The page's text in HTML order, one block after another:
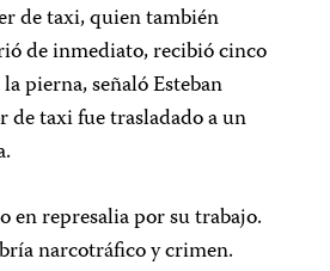
de taxi, quien también
de inmediato, recibió cinco
pierna, señaló Esteban
de taxi fue trasladado a un
en represalia por su trabajo.
narcotráfico y crimen.